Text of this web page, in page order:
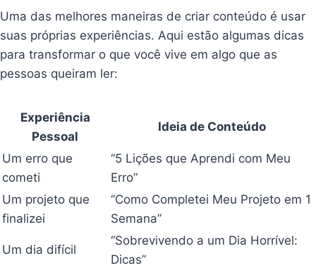
Uma das melhores maneiras de criar conteúdo é usar
suas próprias experiências. Aqui estão algumas dicas
para transformar o que você vive em algo que as
pessoas queiram ler:
Experiência
Pessoal
Ideia de Conteúdo
Um erro que
cometi
“5 Lições que Aprendi com Meu
Erro”
Um projeto que
finalizei
“Como Completei Meu Projeto em 1
Semana”
Um dia difícil
“Sobrevivendo a um Dia Horrível:
Dicas”